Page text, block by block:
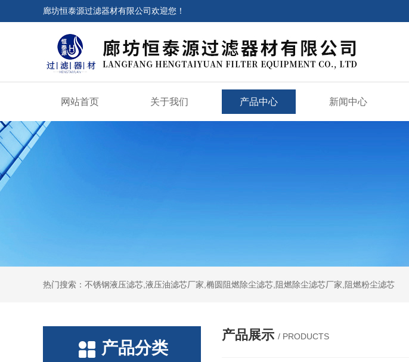
廊坊恒泰源过滤器材有限公司欢迎您！
网站首页 关于我们 产品中心 新闻中心
热门搜索：不锈钢液压滤芯,液压油滤芯厂家,椭圆阻燃除尘滤芯,阻燃除尘滤芯厂家,阻燃粉尘滤芯
产品分类
产品展示 / PRODUCTS